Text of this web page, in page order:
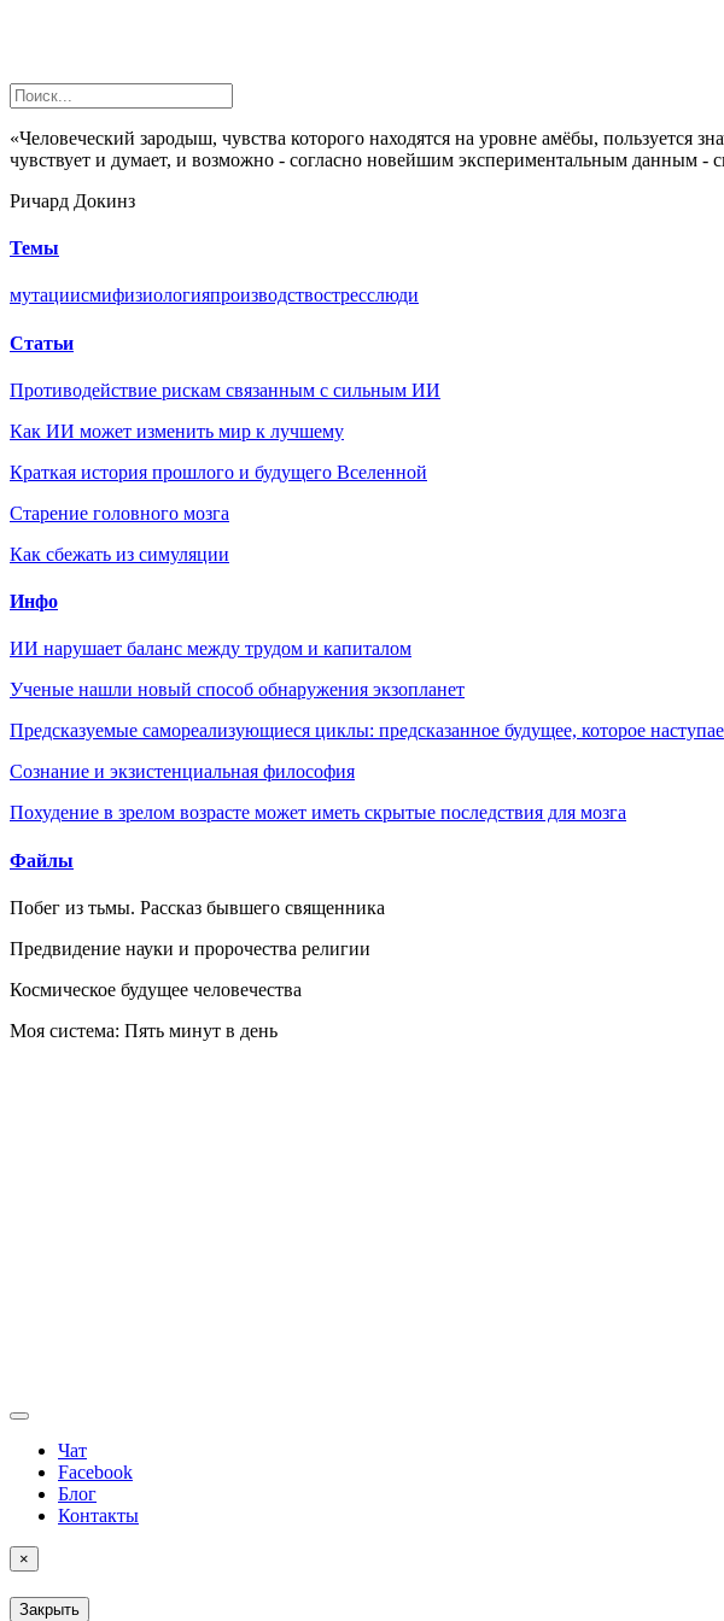
«Человеческий зародыш, чувства которого находятся на уровне амёбы,
чувствует и думает, и возможно - согласно новейшим экспериментальным данным -
Ричард Докинз
Темы
мутациисмифизиологияпроизводствостресслюди
Статьи
Противодействие рискам связанным с сильным ИИ
Как ИИ может изменить мир к лучшему
Краткая история прошлого и будущего Вселенной
Старение головного мозга
Как сбежать из симуляции
Инфо
ИИ нарушает баланс между трудом и капиталом
Ученые нашли новый способ обнаружения экзопланет
Предсказуемые самореализующиеся циклы: предсказанное будущее, которое
Сознание и экзистенциальная философия
Похудение в зрелом возрасте может иметь скрытые последствия для мозга
Файлы
Побег из тьмы. Рассказ бывшего священника
Предвидение науки и пророчества религии
Космическое будущее человечества
Моя система: Пять минут в день
Чат
Facebook
Блог
Контакты
×
Закрыть